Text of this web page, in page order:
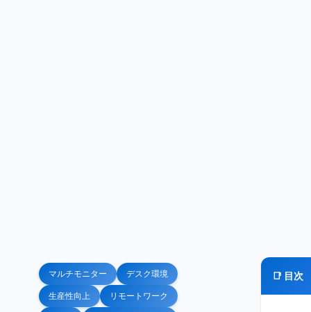
マルチモニター デスク環境
生産性向上 リモートワーク
📑 目次